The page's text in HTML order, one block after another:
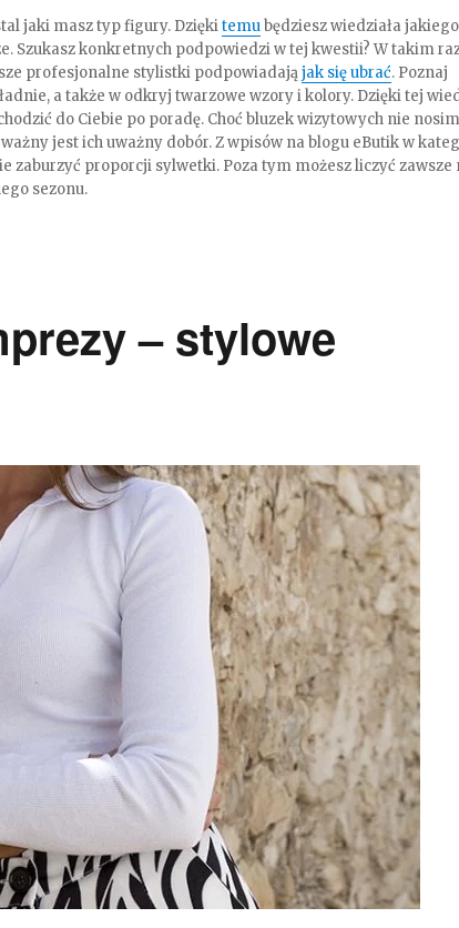
jaki masz typ figury. Dziękitemubędziesz wiedziała
Szukasz konkretnych podpowiedzi w tej kwestii? W takim
profesjonalne stylistki podpowiadająjak się ubrać. Poznaj
a także w odkryj twarzowe wzory i kolory. Dzięki tej
do Ciebie po poradę. Choć bluzek wizytowych nie
jest ich uważny dobór. Z wpisów na blogu eButik w
zaburzyć proporcji sylwetki. Poza tym możesz liczyć zawsze
sezonu.
– stylowe